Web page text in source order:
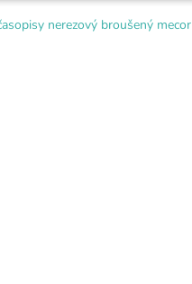
nerezový broušený mecor